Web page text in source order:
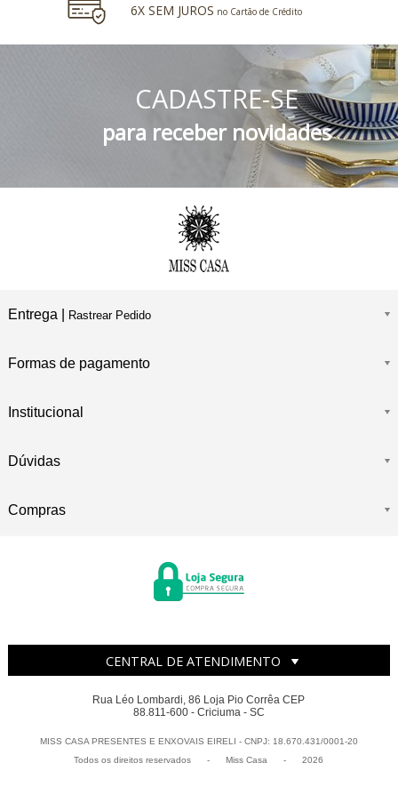
6X SEM JUROS no Cartão de Crédito
no Boleto Bancário e PIX
FRETE GRÁTIS Consulte o Regulamento
CADASTRE-SE
para receber novidades
Entrega | Rastrear Pedido
Formas de pagamento
Institucional
Dúvidas
Compras
CENTRAL DE ATENDIMENTO
Rua Léo Lombardi, 86 Loja Pio Corrêa CEP
88.811-600 - Criciuma - SC
MISS CASA PRESENTES E ENXOVAIS EIRELI - CNPJ: 18.670.431/0001-20
Todos os direitos reservados
- Miss Casa - 2026